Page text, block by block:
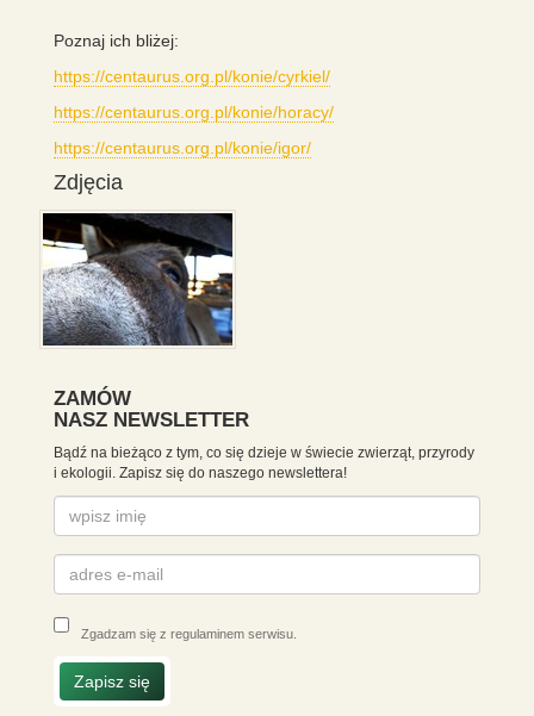
Poznaj ich bliżej:
https://centaurus.org.pl/konie/cyrkiel/
https://centaurus.org.pl/konie/horacy/
https://centaurus.org.pl/konie/igor/
Zdjęcia
ZAMÓW
NASZ NEWSLETTER
Bądź na bieżąco z tym, co się dzieje w świecie zwierząt, przyrody
i ekologii. Zapisz się do naszego newslettera!
Zgadzam się z regulaminem serwisu.
Zapisz się